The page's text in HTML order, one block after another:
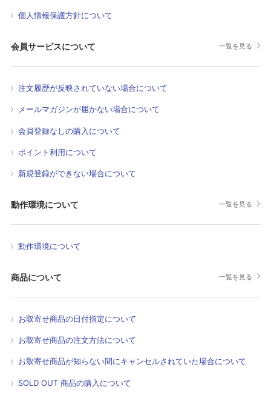
個人情報保護方針について
会員サービスについて 一覧を見る
注文履歴が反映されていない場合について
メールマガジンが届かない場合について
会員登録なしの購入について
ポイント利用について
新規登録ができない場合について
動作環境について 一覧を見る
動作環境について
商品について 一覧を見る
お取寄せ商品の日付指定について
お取寄せ商品の注文方法について
お取寄せ商品が知らない間にキャンセルされていた場合について
SOLD OUT 商品の購入について